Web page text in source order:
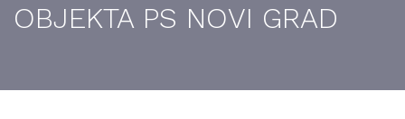
OBJEKTA PS NOVI GRAD